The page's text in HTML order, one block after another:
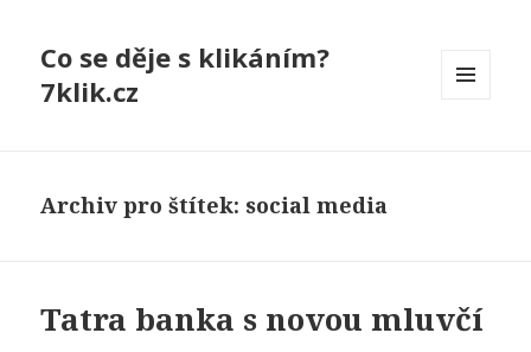
Co se děje s klikáním?
7klik.cz
Archiv pro štítek: social media
Tatra banka s novou mluvčí